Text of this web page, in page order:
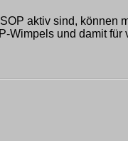
aktiv sind, können
Wimpels und damit